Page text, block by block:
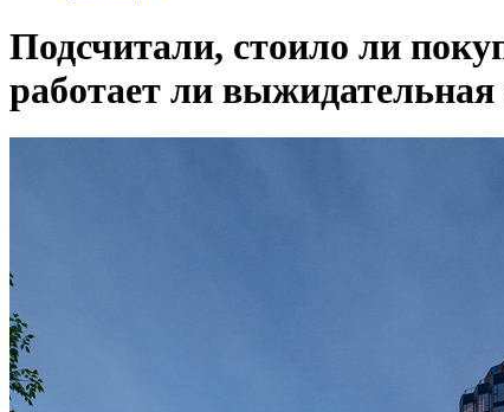
Подсчитали, стоило ли
работает ли выжидательная